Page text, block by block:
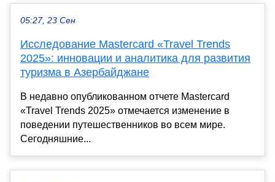
05:27, 23 Сен
Исследование Mastercard «Travel Trends
2025»: инновации и аналитика для развития
туризма в Азербайджане
В недавно опубликованном отчете Mastercard
«Travel Trends 2025» отмечается изменение в
поведении путешественников во всем мире.
Сегодняшние...